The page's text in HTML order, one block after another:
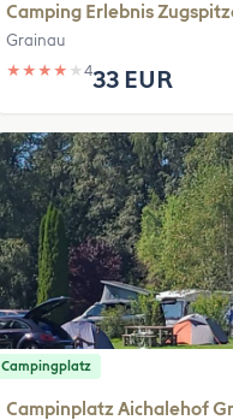
Camping Erlebnis
Grainau
★ ★ ★ ★ ★433 EUR
Campingplatz
Campinplatz Aichalehof